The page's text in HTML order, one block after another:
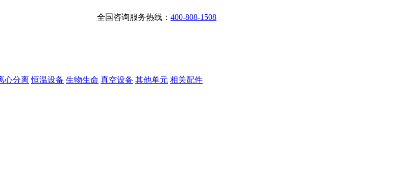
全国咨询服务热线： 400-808-1508
心分离 恒温设备 生物生命 真空设备 其他单元 相关配件